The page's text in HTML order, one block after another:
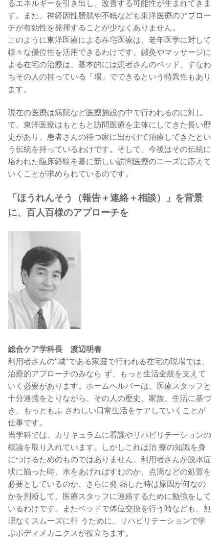
るエネルギーを引き出し、改善する可能性が生まれてきま
す。また、神経因性膀胱や不眠なども東洋医療のアプロー
チが有効性を発揮することが少なくありません。
このように東洋医療による在宅医療は、老年医学に対して
様々な優位性を活用できるわけです。鍼灸やマッサージに
よる在宅の治療は、基本的には患者さんのベッド、すなわ
ちその人の持っている「場」でできるという特異性もあり
ます。
現在の医療は病院など医療施設の中で行われるのに対し
て、東洋医療はもともと訪問医療を主体にしてきた長い歴
史があり、患者さんの待つ家に出かけて治療してきたとい
う伝統を持っているわけです。そして、今後はその伝統に
培われた臨床経験を基に新しい訪問医療のニーズに応えて
いくことが求められているのです。
「ほうれんそう（報告＋連絡＋相談）」を背景
に、百人百様のアプローチを
総合ケア学科長 渡辺明春
利用者さんの”城“である家庭で行われる在宅の現場では、
治療的アプローチのみなら ず、もっと生活全般を支えて
いく必要があります。ホームヘルパーは、医療スタッフと
十分連携をとりながら、その人の歴史、家族、生活に基づ
き、もっともふ さわしい日常生活をケアしていくことが
仕事です。
当学科では、カリキュラムに看護やリハビリテーションの
概論を取り入れています。しかしこれは治 療の知識を身
につけるためのものではありません。利用者さんが脱水症
状に陥った時、水をあげればすむのか、点滴などの処置を
必要としているのか、さらに発 熱した時は原因が何なの
かを判断して、医療スタッフに連絡するために勉強をして
いるわけです。またベッドで体位交換を行う時なども、無
理なくスムーズに行 うために、リハビリテーションで学
ぶボディメカニクスが役立ちます。